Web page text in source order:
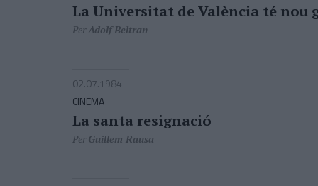
La Universitat de València té nou
PerAdolf Beltran
02.07.1984
CINEMA
La santa resignació
PerGuillem Rausa